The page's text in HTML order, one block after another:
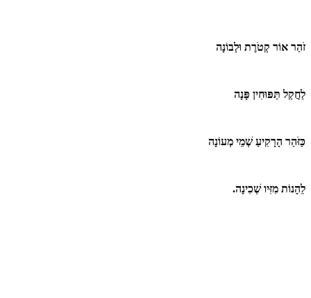
זֹהַר אוֹר קְטֹרֶת וּלְבוֹנָה
לַחֲקַל תַּפּוּחִין פָּנָה
כַּזֹּהַר הָרָקִיעַ שְׁמֵי מְעוֹנָה
לֵהָנוֹת מִזִּיו שְׁכִינָה.